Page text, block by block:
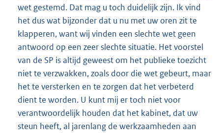
wet gestemd. Dat mag u toch duidelijk zijn. Ik vind
het dus wat bijzonder dat u nu met uw oren zit te
klapperen, want wij vinden een slechte wet geen
antwoord op een zeer slechte situatie. Het voorstel
van de SP is altijd geweest om het publieke toezicht
niet te verzwakken, zoals door die wet gebeurt, maar
het te versterken en te zorgen dat het verbeterd
dient te worden. U kunt mij er toch niet voor
verantwoordelijk houden dat het kabinet, dat uw
steun heeft, al jarenlang de werkzaamheden aan